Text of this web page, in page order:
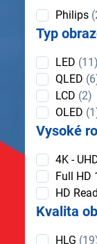
Philips
Typ
Typ
obrazovky
LED (11)
QLED
LCD (2)
OLED
Vysoké
Vysoké
rozlíšenie
4K -
Full HD
HD
Kvalita
KvalitaHLG